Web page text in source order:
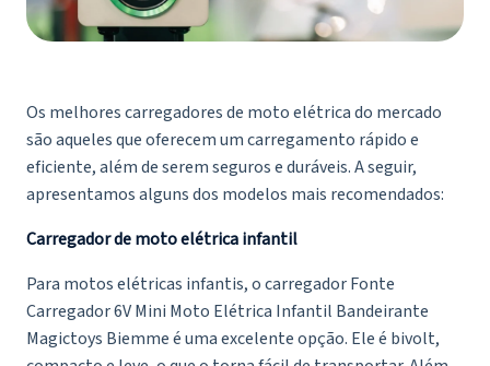
Os melhores carregadores de moto elétrica do mercado
são aqueles que oferecem um carregamento rápido e
eficiente, além de serem seguros e duráveis. A seguir,
apresentamos alguns dos modelos mais recomendados:
Carregador de moto elétrica infantil
Para motos elétricas infantis, o carregador Fonte
Carregador 6V Mini Moto Elétrica Infantil Bandeirante
Magictoys Biemme é uma excelente opção. Ele é bivolt,